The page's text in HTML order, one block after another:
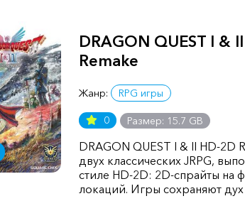
DRAGON QUEST I &
Remake
Жанр: RPG игры
0 Размер: 15.7 GB
DRAGON QUEST I & II HD-2D
двух классических JRPG,
стиле HD-2D: 2D-спрайты на
локаций. Игры сохраняют